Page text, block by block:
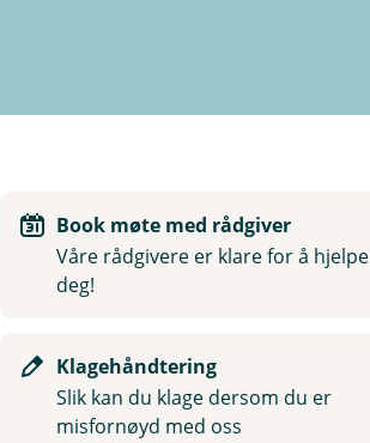
Book møte med rådgiver
Våre rådgivere er klare for å hjelpe
deg!
Klagehåndtering
Slik kan du klage dersom du er
misfornøyd med oss